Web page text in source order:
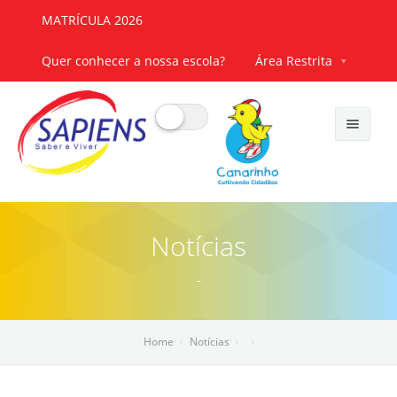
MATRÍCULA 2026
Quer conhecer a nossa escola? Área Restrita
Princípios pedagógicos
Núcleos de interesse
Trabalhe Conosco
Notícias
-
Home Notícias